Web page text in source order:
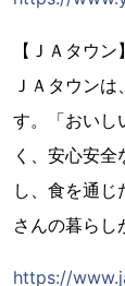
【ＪＡタウン】
ＪＡタウン
す。「おいし
く、安心安
し、食を通
さんの暮らし
https://